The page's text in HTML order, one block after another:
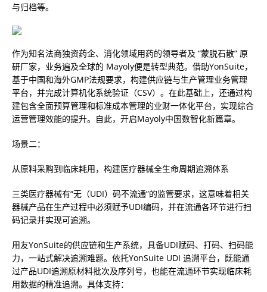
与归档等。
作为知名法商独资药企、消化领域用药的领导者及 “蒙脱石散” 原
研厂家，业务遍及全球的 Mayoly便是转型典范。借助YonSuite，
基于中国和海外GMP法规要求，构建供应链与生产管理业务管理
平台，并完成计算机化系统验证（CSV）。在此基础上，还通过构
建包含全面预算管理和标准成本管理的业财一体化平台，实现综合
运营管理效能的提升。自此，开启Mayoly中国数智化新篇章。
场景二：
从原料采购到临床耗用，构建医疗器械全生命周期追溯体系
三类医疗器械有“无（UDI）码不流通”的监管要求，这意味着相关
器械产品在生产过程中必须赋予UDI编码，并在流通各环节进行扫
码记录并实现可追溯。
用友YonSuite的供应链和生产系统，具备UDI赋码、打码、扫码能
力，一站式解决追溯难题。依托YonSuite UDI 追溯平台，既能通
过产品UDI追溯原材料批次及序列号，也能在流通环节实现临床耗
用数据的精准追溯。具体支持：